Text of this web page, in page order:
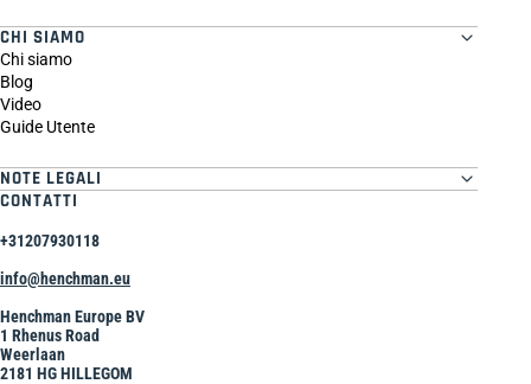
CHI SIAMO
Chi siamo
Blog
Video
Guide Utente
NOTE LEGALI
CONTATTI
+31207930118
info@henchman.eu
Henchman Europe BV
1 Rhenus Road
Weerlaan
2181 HG HILLEGOM